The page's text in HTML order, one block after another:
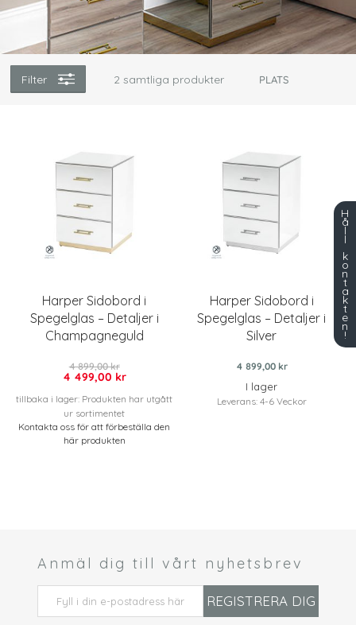
Filter 2 samtliga produkter
Harper Sidobord i
Spegelglas – Detaljer i
Champagneguld
4 499,00 kr
4 899,00 kr
tillbaka i lager: Produkten har utgått
ur sortimentet
Kontakta oss för att förbeställa den
här produkten
Harper Sidobord i
Spegelglas – Detaljer i
Silver
4 899,00 kr
I lager
Leverans: 4-6 Veckor
Anmäl dig till vårt nyhetsbrev
REGISTRERA DIG
H
å
l
l
k
o
n
t
a
k
t
e
n
!